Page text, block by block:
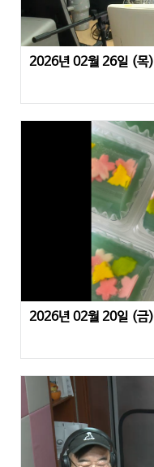
2026년 02월 26일 (목)
2026년 02월 20일 (금)